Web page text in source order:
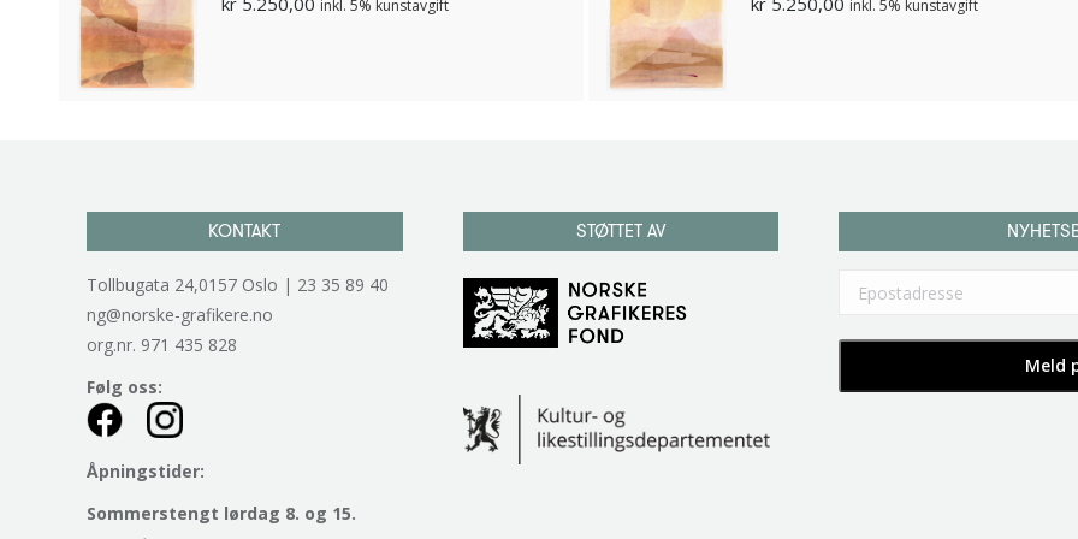
inkl. 5% kunstavgift inkl. 5% kunstavgift
KONTAKT
Tollbugata 24,0157 Oslo | 23 35 89 40
ng@norske-grafikere.no
org.nr. 971 435 828
Følg oss:
Åpningstider:
Sommerstengt lørdag 8. og 15.
STØTTET AV